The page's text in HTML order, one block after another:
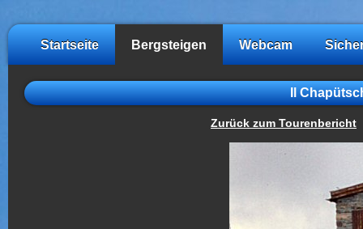
Startseite Bergsteigen Webcam
Il
Zurück zum Tourenbericht